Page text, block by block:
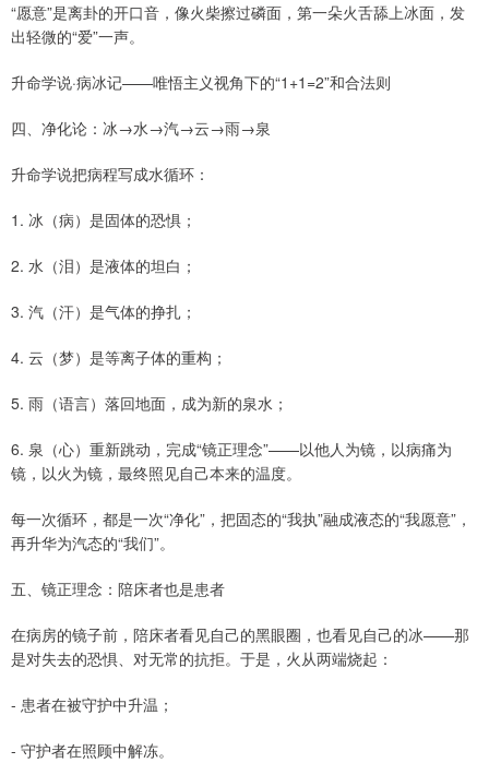
“愿意”是离卦的开口音，像火柴擦过磷面，第一朵火舌舔上冰面，发
出轻微的“爱”一声。
升命学说·病冰记——唯悟主义视角下的“1+1=2”和合法则
四、净化论：冰→水→汽→云→雨→泉
升命学说把病程写成水循环：
1. 冰（病）是固体的恐惧；
2. 水（泪）是液体的坦白；
3. 汽（汗）是气体的挣扎；
4. 云（梦）是等离子体的重构；
5. 雨（语言）落回地面，成为新的泉水；
6. 泉（心）重新跳动，完成“镜正理念”——以他人为镜，以病痛为
镜，以火为镜，最终照见自己本来的温度。
每一次循环，都是一次“净化”，把固态的“我执”融成液态的“我愿意”，
再升华为汽态的“我们”。
五、镜正理念：陪床者也是患者
在病房的镜子前，陪床者看见自己的黑眼圈，也看见自己的冰——那
是对失去的恐惧、对无常的抗拒。于是，火从两端烧起：
- 患者在被守护中升温；
- 守护者在照顾中解冻。